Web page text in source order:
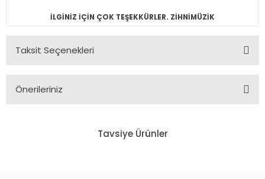
İLGİNİZ İÇİN ÇOK TEŞEKKÜRLER. ZİHNİMÜZİK
Taksit Seçenekleri
Önerileriniz
kullanarak tarafımıza iletebilirsiniz.
Tavsiye Ürünler